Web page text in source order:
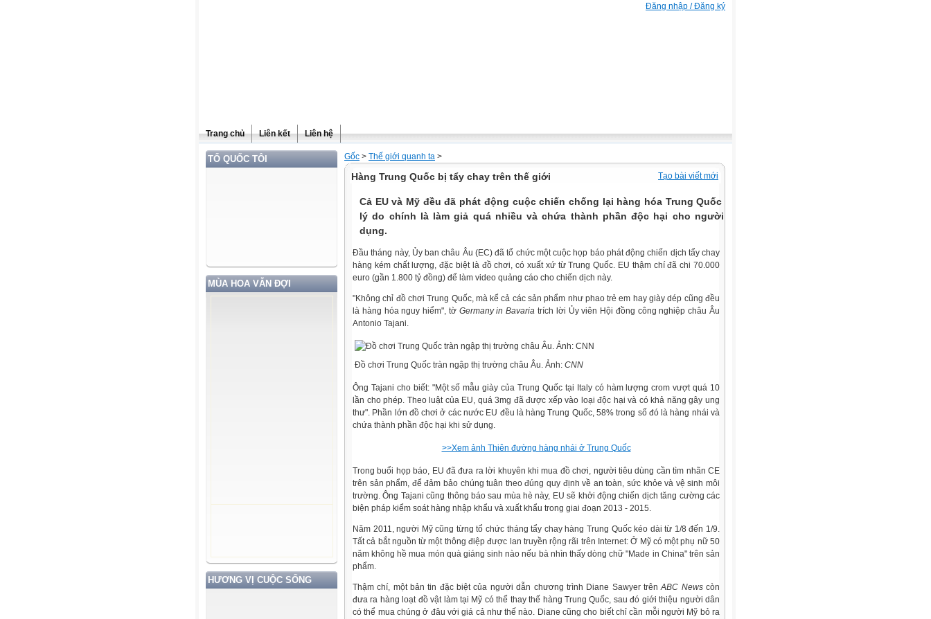
Đăng nhập / Đăng ký
Trang chủ Liên kết Liên hệ
TỔ QUỐC TÔI
MÙA HOA VẪN ĐỢI
HƯƠNG VỊ CUỘC SỐNG
Gốc > Thế giới quanh ta >
Tạo bài viết mới
Hàng Trung Quốc bị tẩy chay trên thế giới
Cả EU và Mỹ đều đã phát động cuộc chiến chống lại hàng hóa Trung Quốc với
lý do chính là làm giả quá nhiều và chứa thành phần độc hại cho người sử
dụng.
Đầu tháng này, Ủy ban châu Âu (EC) đã tổ chức một cuộc họp báo phát động chiến dịch tẩy chay
hàng kém chất lượng, đặc biệt là đồ chơi, có xuất xứ từ Trung Quốc. EU thậm chí đã chi 70.000
euro (gần 1.800 tỷ đồng) để làm video quảng cáo cho chiến dịch này.
"Không chỉ đồ chơi Trung Quốc, mà kể cả các sản phẩm như phao trẻ em hay giày dép cũng đều
là hàng hóa nguy hiểm", tờ Germany in Bavaria trích lời Ủy viên Hội đồng công nghiệp châu Âu
Antonio Tajani.
Đồ chơi Trung Quốc tràn ngập thị trường châu Âu. Ảnh: CNN
Ông Tajani cho biết: "Một số mẫu giày của Trung Quốc tại Italy có hàm lượng crom vượt quá 10
lần cho phép. Theo luật của EU, quá 3mg đã được xếp vào loại độc hại và có khả năng gây ung
thư". Phần lớn đồ chơi ở các nước EU đều là hàng Trung Quốc, 58% trong số đó là hàng nhái và
chứa thành phần độc hại khi sử dụng.
>>Xem ảnh Thiên đường hàng nhái ở Trung Quốc
Trong buổi họp báo, EU đã đưa ra lời khuyên khi mua đồ chơi, người tiêu dùng cần tìm nhãn CE
trên sản phẩm, để đảm bảo chúng tuân theo đúng quy định về an toàn, sức khỏe và vệ sinh môi
trường. Ông Tajani cũng thông báo sau mùa hè này, EU sẽ khởi động chiến dịch tăng cường các
biện pháp kiểm soát hàng nhập khẩu và xuất khẩu trong giai đoạn 2013 - 2015.
Năm 2011, người Mỹ cũng từng tổ chức tháng tẩy chay hàng Trung Quốc kéo dài từ 1/8 đến 1/9.
Tất cả bắt nguồn từ một thông điệp được lan truyền rộng rãi trên Internet: Ở Mỹ có một phụ nữ 50
năm không hề mua món quà giáng sinh nào nếu bà nhìn thấy dòng chữ "Made in China" trên sản
phẩm.
Thậm chí, một bản tin đặc biệt của người dẫn chương trình Diane Sawyer trênABC Newscòn
đưa ra hàng loạt đồ vật làm tại Mỹ có thể thay thế hàng Trung Quốc, sau đó giới thiệu người dân
có thể mua chúng ở đâu với giá cả như thế nào. Diane cũng cho biết chỉ cần mỗi người Mỹ bỏ ra